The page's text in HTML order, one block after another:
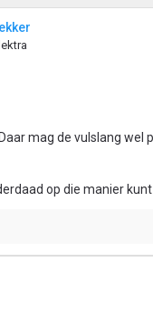
mag de vulslang wel
op die manier kunt